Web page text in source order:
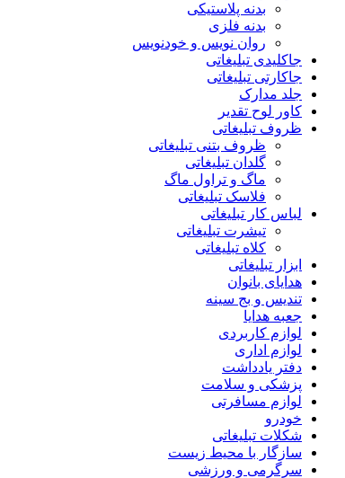
بدنه پلاستیکی
بدنه فلزی
روان نویس و خودنویس
جاکلیدی تبلیغاتی
جاکارتی تبلیغاتی
جلد مدارک
کاور لوح تقدیر
ظروف تبلیغاتی
ظروف بتنی تبلیغاتی
گلدان تبلیغاتی
ماگ و تراول ماگ
فلاسک تبلیغاتی
لباس کار تبلیغاتی
تیشرت تبلیغاتی
کلاه تبلیغاتی
ابزار تبلیغاتی
هدایای بانوان
تندیس و بج سینه
جعبه هدایا
لوازم کاربردی
لوازم اداری
دفتر یادداشت
پزشکی و سلامت
لوازم مسافرتی
خودرو
شکلات تبلیغاتی
سازگار با محیط زیست
سرگرمی و ورزشی